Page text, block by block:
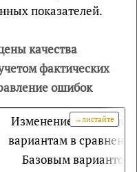
показателей.
качества
фактических
ошибок
Изменение значений
вариантам в
Базовым вариантом